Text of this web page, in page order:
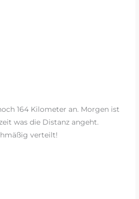
164 Kilometer an. Morgen ist
was die Distanz angeht.
verteilt!